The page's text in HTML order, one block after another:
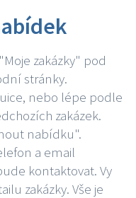
zakázky" pod
stránky.
nebo lépe podle
zakázek.
nabídku".
a email
kontaktovat. Vy
zakázky. Vše je